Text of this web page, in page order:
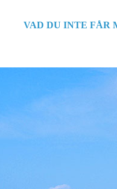
VAD DU INTE FÅR